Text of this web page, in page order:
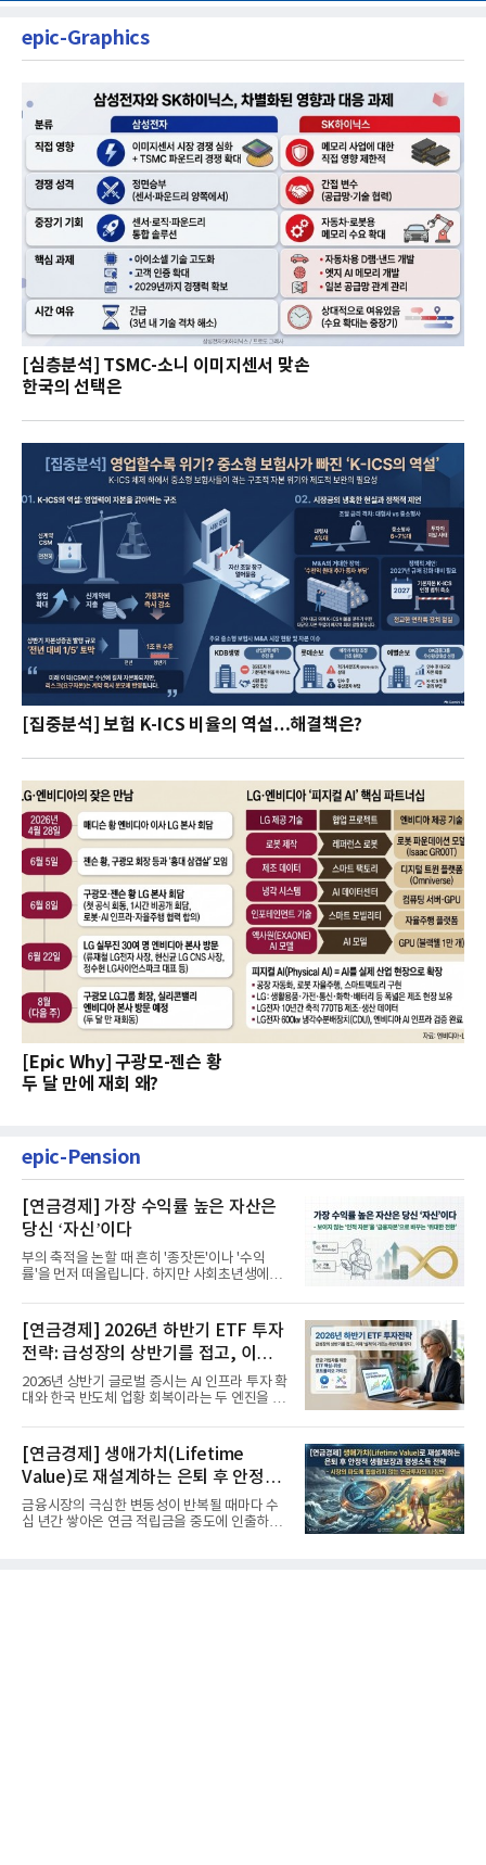
epic-Graphics
[심층분석] TSMC-소니 이미지센서 맞손
한국의 선택은
[집중분석] 보험 K-ICS 비율의 역설…해결책은?
[Epic Why] 구광모-젠슨 황
두 달 만에 재회 왜?
epic-Pension
[연금경제] 가장 수익률 높은 자산은
당신 ‘자신’이다
부의 축적을 논할 때 흔히 '종잣돈'이나 '수익
률'을 먼저 떠올립니다. 하지만 사회초년생에게
[연금경제] 2026년 하반기 ETF 투자
전략: 급성장의 상반기를 접고, 이제
'실적'이 가르는 하반기를 맞다
2026년 상반기 글로벌 증시는 AI 인프라 투자 확
대와 한국 반도체 업황 회복이라는 두 엔진을 달
[연금경제] 생애가치(Lifetime
Value)로 재설계하는 은퇴 후 안정적
생활보장과 평생소득 전략
금융시장의 극심한 변동성이 반복될 때마다 수
십 년간 쌓아온 연금 적립금을 중도에 인출하거